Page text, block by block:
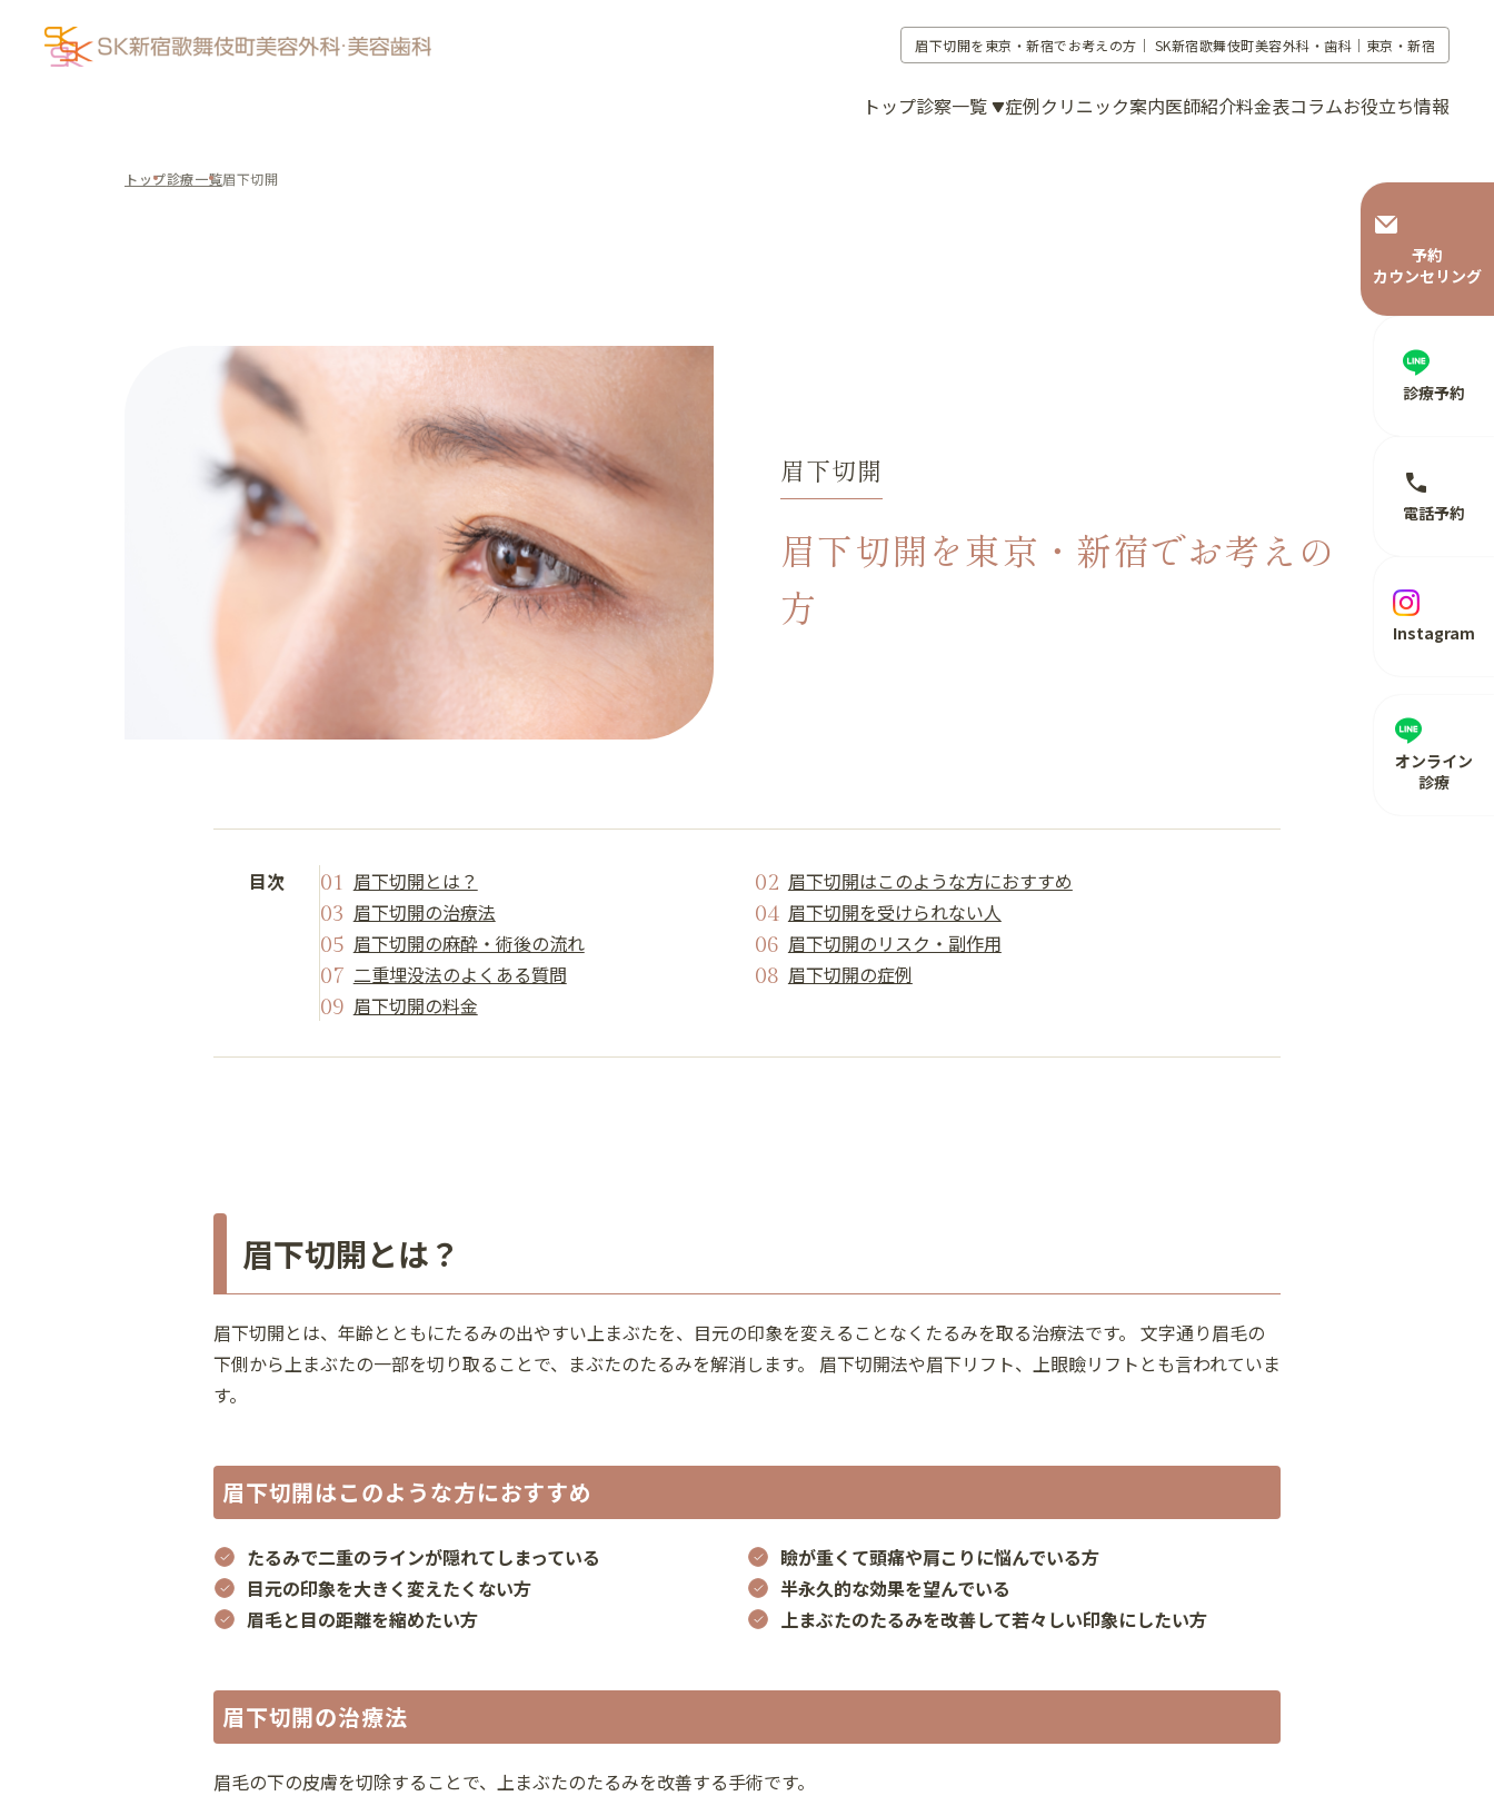
眉下切開を東京・新宿でお考えの方｜ SK新宿歌舞伎町美容外科・歯科｜東京・新宿
トップ診察一覧 症例クリニック案内医師紹介料金表コラムお役立ち情報
Instagram
電話予約
診療予約
予約
カウンセリング
オンライン
診療
トップ診療一覧眉下切開
眉下切開
眉下切開を東京・新宿でお考えの
方
目次 眉下切開とは？
眉下切開はこのような方におすすめ
眉下切開の治療法
眉下切開を受けられない人
眉下切開の麻酔・術後の流れ
眉下切開のリスク・副作用
二重埋没法のよくある質問
眉下切開の症例
眉下切開の料金
眉下切開とは？
眉下切開とは、年齢とともにたるみの出やすい上まぶたを、目元の印象を変えることなくたるみを取る治療法です。 文字通り眉毛の
下側から上まぶたの一部を切り取ることで、まぶたのたるみを解消します。 眉下切開法や眉下リフト、上眼瞼リフトとも言われていま
す。
眉下切開はこのような方におすすめ
たるみで二重のラインが隠れてしまっている
瞼が重くて頭痛や肩こりに悩んでいる方
目元の印象を大きく変えたくない方
半永久的な効果を望んでいる
眉毛と目の距離を縮めたい方
上まぶたのたるみを改善して若々しい印象にしたい方
眉下切開の治療法
眉毛の下の皮膚を切除することで、上まぶたのたるみを改善する手術です。